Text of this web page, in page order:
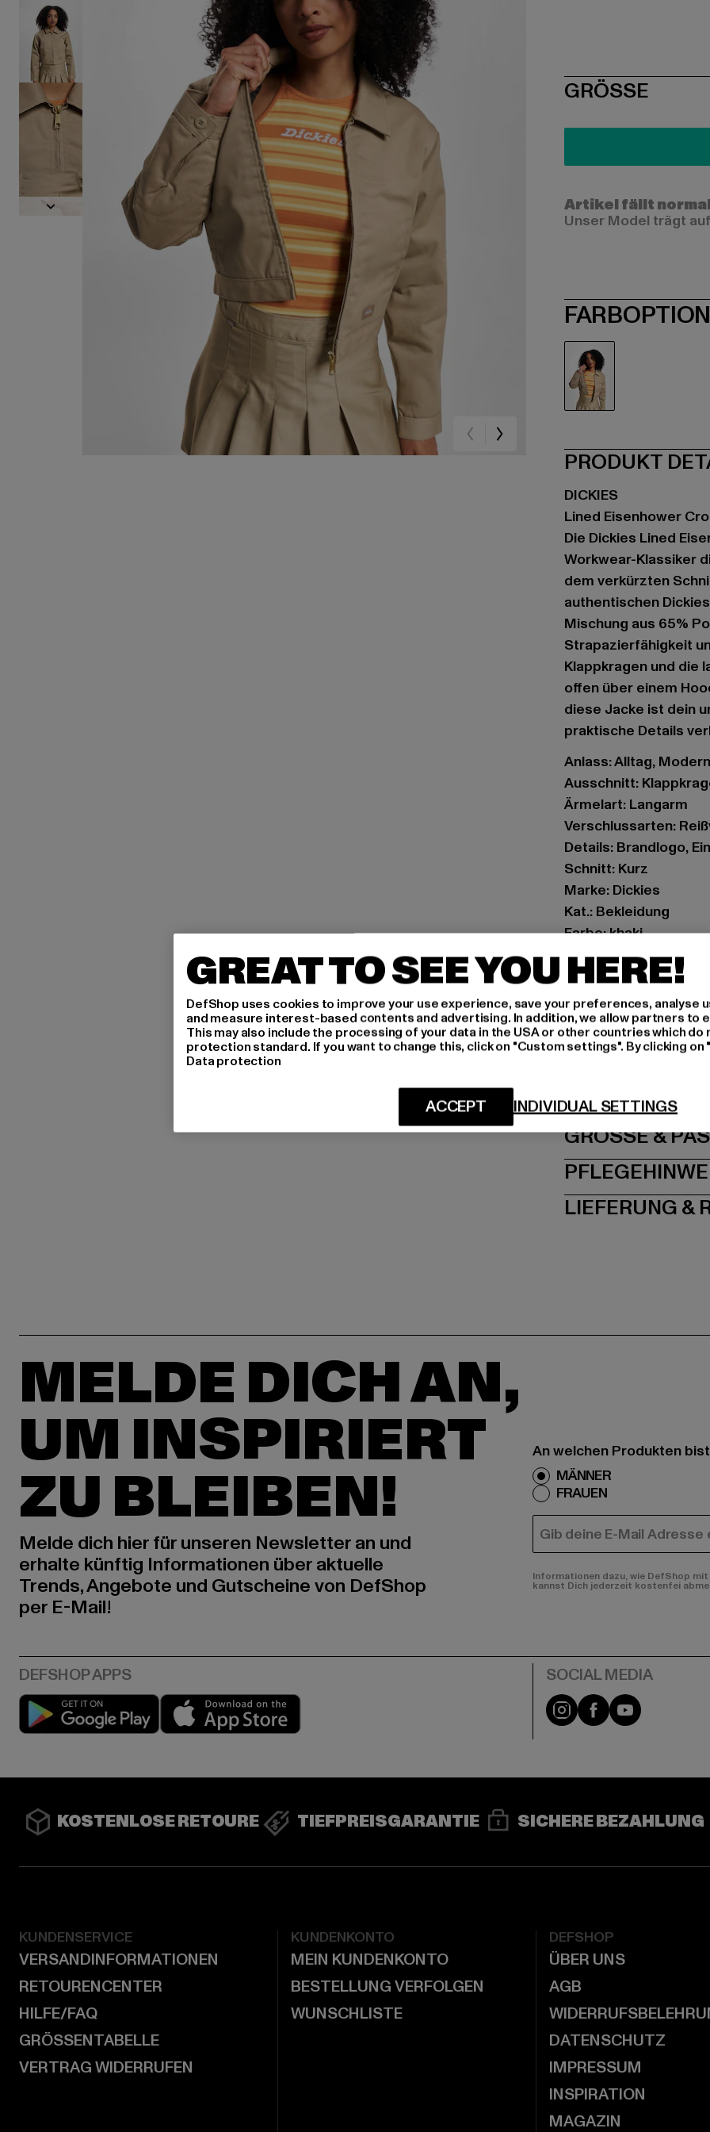
SIZE
GRÖSSE
Artikel fällt
Unser Model trägt
PRODUKT
DICKIES
Lined Eisenhower
Die Dickies Lined
Workwear-Klassiker
dem verkürzten
authentischen
Mischung aus 65%
Strapazierfähigkeit
Klappkragen und die
offen über einem
diese Jacke ist dein
praktische Details
Anlass: Alltag, Modern
Ausschnitt:
Ärmelart: Langarm
Verschlussarten:
Details: Brandlogo,
Schnitt: Kurz
Marke: Dickies
Kat.: Bekleidung
Farbe: khaki
Hersteller Farbe: khaki
Polyester
Art.Nr: 0A4XKCKHK1-
Hersteller: VF
GRÖSSE
LIEFERUNG &
MELDE DICH AN,
UM INSPIRIERT
ZU BLEIBEN!
Melde dich hier für unseren Newsletter an und
erhalte künftig Informationen über aktuelle
Trends, Angebote und Gutscheine von DefShop
per E-Mail!
An welchen Produkten
MÄNNER
FRAUEN
E-MAIL
Informationen dazu, wie DefShop
kannst Dich jederzeit kostenfei
Play market Instagram
FacebookYouTube
KOSTENLOSE RETOURE TIEFPREISGARANTIE SICHERE BEZAHLUNG
KUNDENSERVICE
VERSANDINFORMATIONEN
RETOURENCENTER
HILFE/FAQ
GRÖSSENTABELLE
VERTRAG WIDERRUFEN
KUNDENKONTO
MEIN KUNDENKONTO
BESTELLUNG VERFOLGEN
WUNSCHLISTE
DEFSHOP
ÜBER UNS
AGB
DATENSCHUTZ
IMPRESSUM
INSPIRATION
MAGAZIN
GREAT TO SEE YOU HERE!
DefShop uses cookies to improve your use experience, save your preferences, analyse
and measure interest-based contents and advertising. In addition, we allow partners to
This may also include the processing of your data in the USA or other countries which do
protection standard. If you want to change this, click on "Custom settings". By clicking
Data protection
INDIVIDUAL SETTINGS
ACCEPT